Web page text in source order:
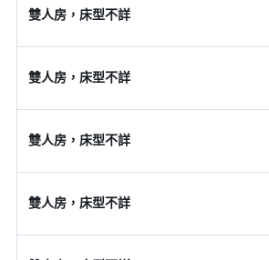
雙人房，床型不詳
雙人房，床型不詳
雙人房，床型不詳
雙人房，床型不詳